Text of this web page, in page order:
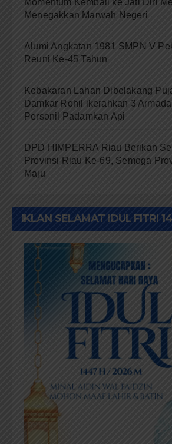
Momentum Kembali ke Jati Diri
Menegakkan Marwah Negeri
Alumi Angkatan 1981 SMPN V
Reuni Ke-45 Tahun
Kebakaran Lahan Dibelakang
Damkar Rohil ikerahkan 3
Personil Padamkan Api
DPD HIMPERRA Riau Berikan
Provinsi Riau Ke-69, Semoga
Maju
IKLAN SELAMAT IDUL FITRI